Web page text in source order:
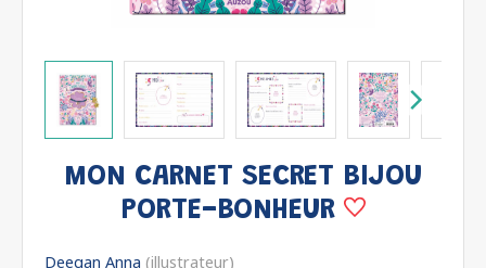
MON CARNET SECRET BIJOU
PORTE-BONHEUR
Deegan Anna (illustrateur)